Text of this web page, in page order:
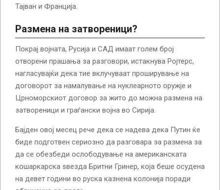
Тајван и Франција.
Размена на затвореници?
Покрај војната, Русија и САД имаат голем број
отворени прашања за разговори, истакнува Ројтерс,
нагласувајќи дека тие вклучуваат проширување на
договорот за намалување на нуклеарното оружје и
Црноморскиот договор за жито до можна размена на
затвореници и граѓански војна во Сирија.
Бајден овој месец рече дека се надева дека Путин ќе
биде подготвен сериозно да разговара за размена за
да се обезбеди ослободување на американската
кошаркарска ѕвезда Бритни Гринер, која беше осудена
на девет години во руска казнена колонија поради